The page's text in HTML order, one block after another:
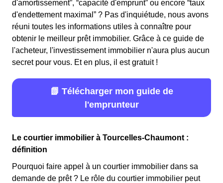
d'amortissement”, “capacité d'emprunt” ou encore “taux
d'endettement maximal” ? Pas d'inquiétude, nous avons
réuni toutes les informations utiles à connaître pour
obtenir le meilleur prêt immobilier. Grâce à ce guide de
l'acheteur, l'investissement immobilier n'aura plus aucun
secret pour vous. Et en plus, il est gratuit !
📗 Télécharger mon guide de
l'emprunteur
Le courtier immobilier à Tourcelles-Chaumont :
définition
Pourquoi faire appel à un courtier immobilier dans sa
demande de prêt ? Le rôle du courtier immobilier peut